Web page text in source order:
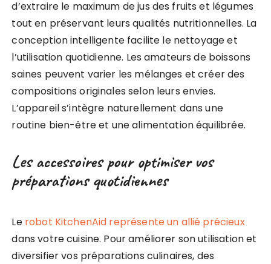
d’extraire le maximum de jus des fruits et légumes
tout en préservant leurs qualités nutritionnelles. La
conception intelligente facilite le nettoyage et
l’utilisation quotidienne. Les amateurs de boissons
saines peuvent varier les mélanges et créer des
compositions originales selon leurs envies.
L’appareil s’intègre naturellement dans une
routine bien-être et une alimentation équilibrée.
Les accessoires pour optimiser vos
préparations quotidiennes
Le robot KitchenAid représente un allié précieux
dans votre cuisine. Pour améliorer son utilisation et
diversifier vos préparations culinaires, des